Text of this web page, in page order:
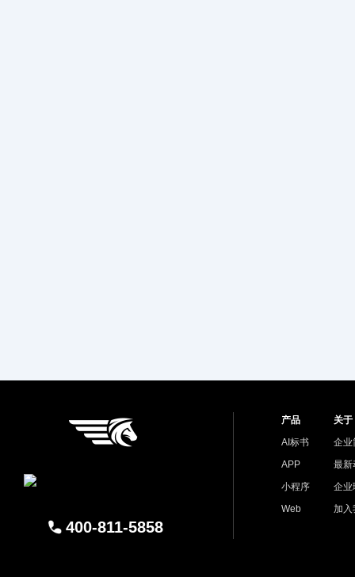
400-811-5858
产品
AI标书
APP
小程序
Web
关于
企业
最新
企业
加入